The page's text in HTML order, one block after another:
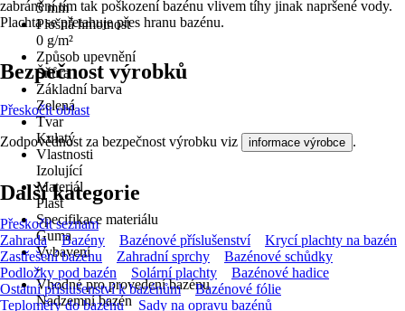
5 mm
Plošná hmotnost
0 g/m²
Způsob upevnění
Šňůra
Základní barva
Zelená
Tvar
Kulatý
Vlastnosti
Izolující
Materiál
Plast
Specifikace materiálu
Guma
Vybavení
-
Vhodné pro provedení bazénu
Nadzemní bazén
zabránění tím tak poškození bazénu vlivem tíhy jinak napršené vody.
Plachta se přetahuje přes hranu bazénu.
Bezpečnost výrobků
Přeskočit oblast
Zodpovědnost za bezpečnost výrobku viz informace výrobce .
Další kategorie
Přeskočit seznam
Zahrada
Bazény Bazénové příslušenství
Krycí plachty na bazén
Zastřešení bazénu
Zahradní sprchy
Bazénové schůdky
Podložky pod bazén
Solární plachty
Bazénové hadice
Ostatní příslušenství k bazénům
Bazénové fólie
Teploměry do bazénu
Sady na opravu bazénů